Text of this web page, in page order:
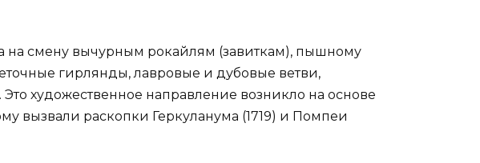
на смену вычурным рокайлям (завиткам), пышному
гирлянды, лавровые и дубовые ветви,
художественное направление возникло на основе
вызвали раскопки Геркуланума (1719) и Помпеи